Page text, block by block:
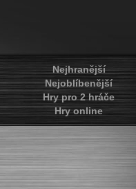
Nejhranější
Nejoblíbenější
Hry pro 2 hráče
Hry online